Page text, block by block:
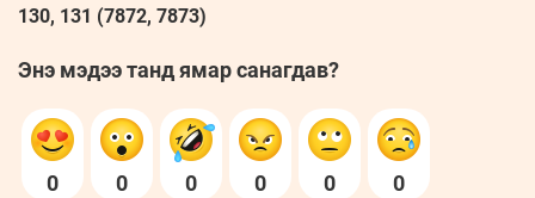
130, 131 (7872, 7873)
Энэ мэдээ танд ямар санагдав?
0 0 0 0 0 0